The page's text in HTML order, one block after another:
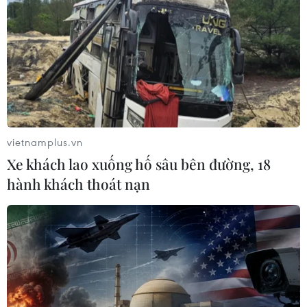
mùa du lịch cao điểm
06/08/2026 04:13
Làng cổ tại Trung Quốc lung
linh trong lễ diễu hành đèn lồng cá
06/08/2026 04:11
Những “tọa độ vàng” nào của Việt
Nam được du khách châu Âu tìm
kiếm nhiều nhất?
06/08/2026 02:38
Đẹp nao lòng sắc tím mùa
hoa súng trên dòng Ngô Đồng ở
vietnamplus.vn
Xe khách lao xuống hố sâu bên đường, 18
hành khách thoát nạn